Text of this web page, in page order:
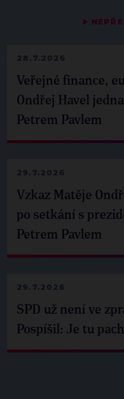
▶
28.7.2026
Veřejné finance,
Ondřej Havel
Petrem Pavlem
29.7.2026
Vzkaz Matěje
po setkání s
Petrem Pavlem
29.7.2026
SPD už není ve
Pospíšil: Je tu